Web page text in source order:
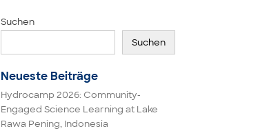
Suchen
Suchen
Neueste Beiträge
Hydrocamp 2026: Community-
Engaged Science Learning at Lake
Rawa Pening, Indonesia